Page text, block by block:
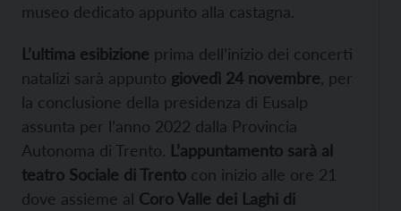
museo dedicato appunto alla castagna.
L’ultima esibizione prima dell’inizio dei concerti
natalizi sarà appunto giovedì 24 novembre , per
la conclusione della presidenza di Eusalp
assunta per l’anno 2022 dalla Provincia
Autonoma di Trento. L’appuntamento sarà al
teatro Sociale di Trento con inizio alle ore 21
dove assieme al Coro Valle dei Laghi di